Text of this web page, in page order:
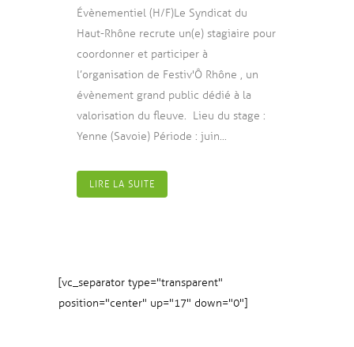
Évènementiel (H/F) Le Syndicat du
Haut-Rhône recrute un(e) stagiaire pour
coordonner et participer à
l’organisation de Festiv'Ô Rhône , un
évènement grand public dédié à la
valorisation du fleuve. Lieu du stage :
Yenne (Savoie) Période : juin...
LIRE LA SUITE
[vc_separator type="transparent"
position="center" up="17" down="0"]